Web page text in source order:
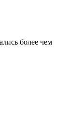
более чем